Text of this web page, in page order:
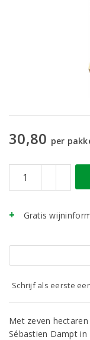
30,80 per
Gratis
Schrijf als eerste
Met zeven
Sébastien Dampt